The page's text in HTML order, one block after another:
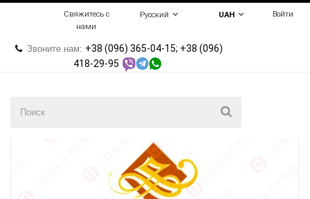
Войти
UAH
Русский
Свяжитесь с
нами
Звоните нам: +38 (096) 365-04-15; +38 (096)
418-29-95